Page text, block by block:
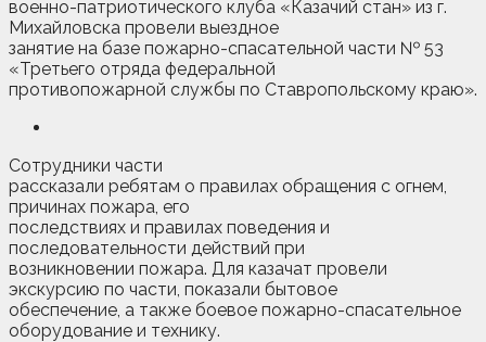
военно-патриотического клуба «Казачий стан» из г.
Михайловска провели выездное
занятие на базе пожарно-спасательной части № 53
«Третьего отряда федеральной
противопожарной службы по Ставропольскому краю».
Сотрудники части
рассказали ребятам о правилах обращения с огнем,
причинах пожара, его
последствиях и правилах поведения и
последовательности действий при
возникновении пожара. Для казачат провели
экскурсию по части, показали бытовое
обеспечение, а также боевое пожарно-спасательное
оборудование и технику.